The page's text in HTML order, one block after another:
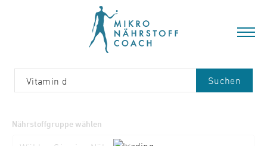
Suchen
Nährstoffgruppe wählen